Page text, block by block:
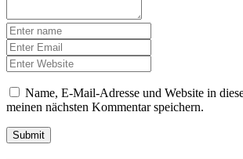
Name, E-Mail-Adresse und Website in
meinen nächsten Kommentar speichern.
Submit